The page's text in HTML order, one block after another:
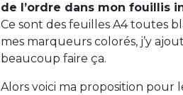
de l’ordre dans mon fouillis
Ce sont des feuilles A4 toutes
mes marqueurs colorés, j’y
beaucoup faire ça.
Alors voici ma proposition pour